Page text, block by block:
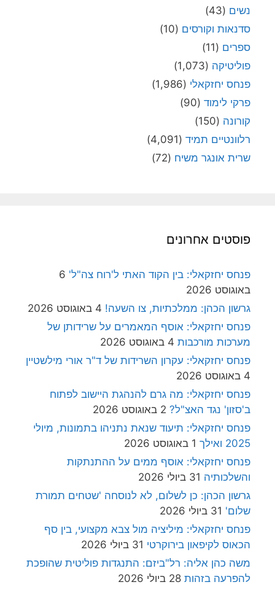
נשים (43)
סדנאות וקורסים (10)
ספרים (11)
פוליטיקה (1,073)
פנחס יחזקאלי (1,986)
פרקי לימוד (90)
קורונה (150)
רלוונטיים תמיד (4,091)
שרית אונגר משיח (72)
פוסטים אחרונים
פנחס יחזקאלי: בין הקוד האתי ל'רוח צה"ל' 6
באוגוסט 2026
גרשון הכהן: ממלכתיות, צו השעה! 4 באוגוסט 2026
פנחס יחזקאלי: אוסף המאמרים על שרידותן של
מערכות מורכבות 4 באוגוסט 2026
פנחס יחזקאלי: עקרון השרידות של ד"ר אורי מילשטיין
4 באוגוסט 2026
פנחס יחזקאלי: מה גרם להנהגת היישוב לפתוח
ב'סזון' נגד האצ"ל? 2 באוגוסט 2026
פנחס יחזקאלי: תיעוד שנאת נתניהו בתמונות, מיולי
2025 ואילך
1 באוגוסט 2026
פנחס יחזקאלי: אוסף ממים על ההתנתקות
והשלכותיה 31 ביולי 2026
גרשון הכהן: כן לשלום, לא לנוסחה 'שטחים תמורת
שלום' 31 ביולי 2026
פנחס יחזקאלי: מיליציה מול צבא מקצועי, בין סף
הכאוס לקיפאון בירוקרטי 31 ביולי 2026
משה כהן אליה: רל"ביזם: התנגדות פוליטית שהופכת
להפרעה בזהות 28 ביולי 2026